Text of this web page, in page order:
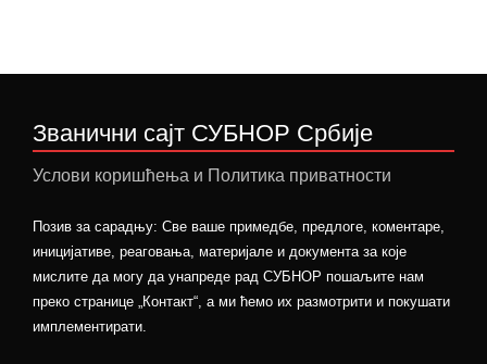
Званични сајт СУБНОР Србије
Услови коришћења и Политика приватности
Позив за сарадњу: Све ваше примедбе, предлоге, коментаре,
иницијативе, реаговања, материјале и документа за које
мислите да могу да унапреде рад СУБНОР пошаљите нам
преко странице „Контакт“, а ми ћемо их размотрити и покушати
имплементирати.